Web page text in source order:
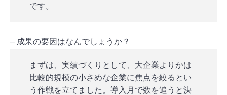
です。
– 成果の要因はなんでしょうか？
まずは、実績づくりとして、大企業よりかは
比較的規模の小さめな企業に焦点を絞るとい
う作戦を立てました。導入月で数を追うと決